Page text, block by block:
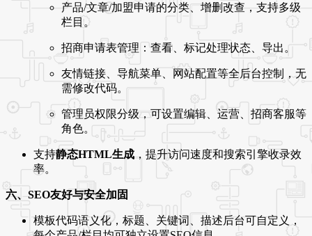
产品/文章/加盟申请的分类、增删改查，支持多级
栏目。
招商申请表管理：查看、标记处理状态、导出。
友情链接、导航菜单、网站配置等全后台控制，无
需修改代码。
管理员权限分级，可设置编辑、运营、招商客服等
角色。
支持静态HTML生成，提升访问速度和搜索引擎收录效
率。
六、SEO友好与安全加固
模板代码语义化，标题、关键词、描述后台可自定义，